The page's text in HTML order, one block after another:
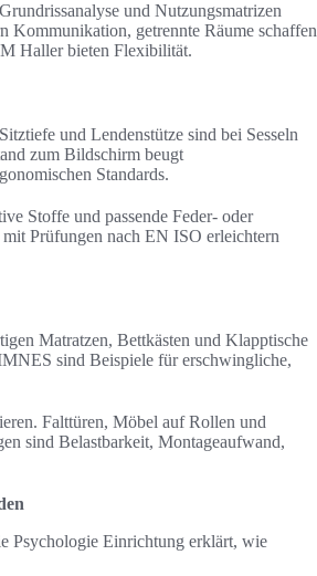
und Nutzungsmatrizen
Kommunikation, getrennte Räume schaffen
Haller bieten Flexibilität.
und Lendenstütze sind bei Sesseln
zum Bildschirm beugt
Standards.
Stoffe und passende Feder- oder
Prüfungen nach EN ISO erleichtern
Matratzen, Bettkästen und Klapptische
sind Beispiele für erschwingliche,
Falttüren, Möbel auf Rollen und
sind Belastbarkeit, Montageaufwand,
Psychologie Einrichtung erklärt, wie